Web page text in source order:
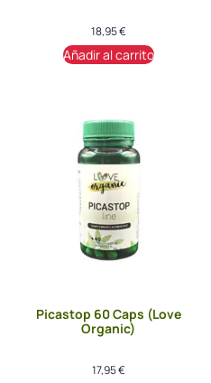
18,95€
Añadir al carrito
Picastop 60 Caps (Love
Organic)
17,95€